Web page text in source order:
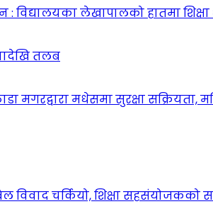
: विद्यालयका लेखापालको हातमा
तलब
मगरद्वारा मधेसमा सुरक्षा
विवाद चर्कियो, शिक्षा सहसंयोजकको